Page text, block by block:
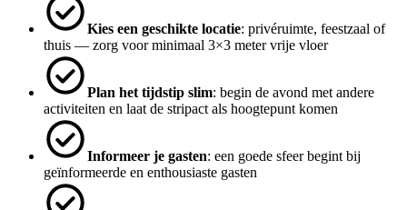
Kies een geschikte locatie: privéruimte, feestzaal of
thuis — zorg voor minimaal 3×3 meter vrije vloer
Plan het tijdstip slim: begin de avond met andere
activiteiten en laat de stripact als hoogtepunt komen
Informeer je gasten: een goede sfeer begint bij
geïnformeerde en enthousiaste gasten